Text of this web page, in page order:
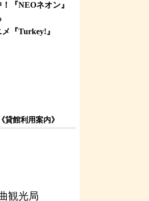
『NEOネオン』
『Turkey!』
貸館利用案内》
観光局